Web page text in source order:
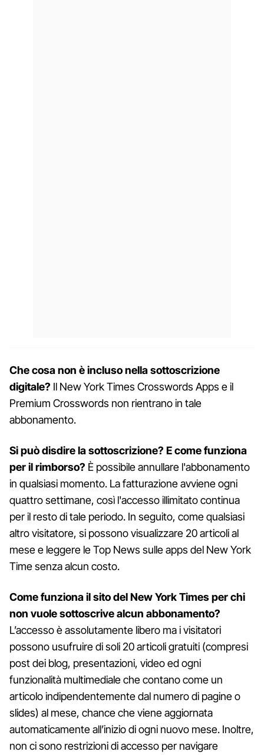
Che cosa non è incluso nella sottoscrizione
digitale? Il New York Times Crosswords Apps e il
Premium Crosswords non rientrano in tale
abbonamento.
Si può disdire la sottoscrizione? E come funziona
per il rimborso? È possibile annullare l'abbonamento
in qualsiasi momento. La fatturazione avviene ogni
quattro settimane, così l'accesso illimitato continua
per il resto di tale periodo. In seguito, come qualsiasi
altro visitatore, si possono visualizzare 20 articoli al
mese e leggere le Top News sulle apps del New York
Time senza alcun costo.
Come funziona il sito del New York Times per chi
non vuole sottoscrive alcun abbonamento?
L’accesso è assolutamente libero ma i visitatori
possono usufruire di soli 20 articoli gratuiti (compresi
post dei blog, presentazioni, video ed ogni
funzionalità multimediale che contano come un
articolo indipendentemente dal numero di pagine o
slides) al mese, chance che viene aggiornata
automaticamente all’inizio di ogni nuovo mese. Inoltre,
non ci sono restrizioni di accesso per navigare